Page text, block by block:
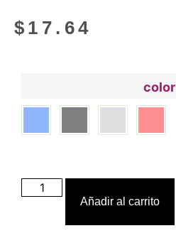
$ 17.64
color
Añadir al carrito